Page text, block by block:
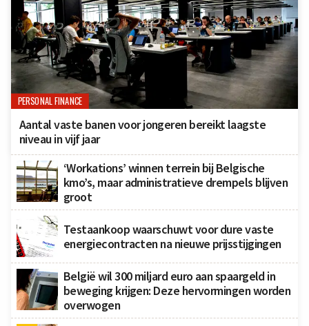
PERSONAL FINANCE
Aantal vaste banen voor jongeren bereikt laagste
niveau in vijf jaar
‘Workations’ winnen terrein bij Belgische
kmo’s, maar administratieve drempels blijven
groot
Testaankoop waarschuwt voor dure vaste
energiecontracten na nieuwe prijsstijgingen
België wil 300 miljard euro aan spaargeld in
beweging krijgen: Deze hervormingen worden
overwogen